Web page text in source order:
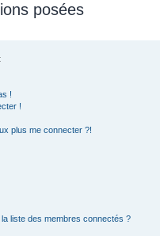
posées
!
!
plus me connecter ?!
liste des membres connectés ?